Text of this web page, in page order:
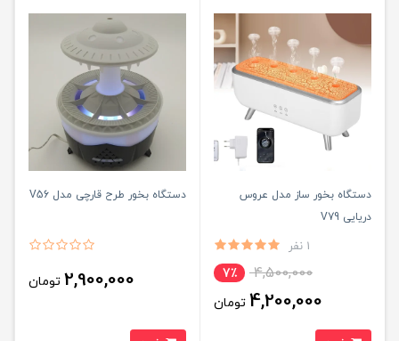
دستگاه بخور ساز مدل عروس
دریایی V79
1 نفر
4,500,000 7٪
4,200,000 تومان
دستگاه بخور طرح قارچی مدل V56
2,900,000 تومان